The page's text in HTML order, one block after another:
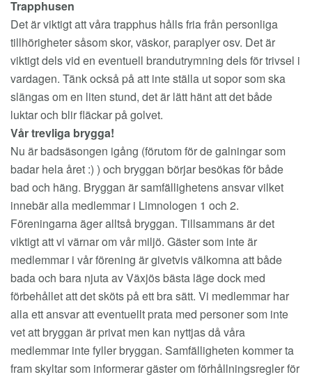
Trapphusen
Det är viktigt att våra trapphus hålls fria från personliga
tillhörigheter såsom skor, väskor, paraplyer osv. Det är
viktigt dels vid en eventuell brandutrymning dels för trivsel i
vardagen. Tänk också på att inte ställa ut sopor som ska
slängas om en liten stund, det är lätt hänt att det både
luktar och blir fläckar på golvet.
Vår trevliga brygga!
Nu är badsäsongen igång (förutom för de galningar som
badar hela året :) ) och bryggan börjar besökas för både
bad och häng. Bryggan är samfällighetens ansvar vilket
innebär alla medlemmar i Limnologen 1 och 2.
Föreningarna äger alltså bryggan. Tillsammans är det
viktigt att vi värnar om vår miljö. Gäster som inte är
medlemmar i vår förening är givetvis välkomna att både
bada och bara njuta av Växjös bästa läge dock med
förbehållet att det sköts på ett bra sätt. Vi medlemmar har
alla ett ansvar att eventuellt prata med personer som inte
vet att bryggan är privat men kan nyttjas då våra
medlemmar inte fyller bryggan. Samfälligheten kommer ta
fram skyltar som informerar gäster om förhållningsregler för